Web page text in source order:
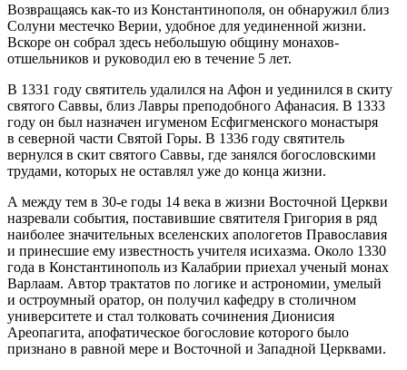
Возвращаясь как-то из Константинополя, он обнаружил близ
Солуни местечко Верии, удобное для уединенной жизни.
Вскоре он собрал здесь небольшую общину монахов-
отшельников и руководил ею в течение 5 лет.
В 1331 году святитель удалился на Афон и уединился в скиту
святого Саввы, близ Лавры преподобного Афанасия. В 1333
году он был назначен игуменом Есфигменского монастыря
в северной части Святой Горы. В 1336 году святитель
вернулся в скит святого Саввы, где занялся богословскими
трудами, которых не оставлял уже до конца жизни.
А между тем в 30-е годы 14 века в жизни Восточной Церкви
назревали события, поставившие святителя Григория в ряд
наиболее значительных вселенских апологетов Православия
и принесшие ему известность учителя исихазма. Около 1330
года в Константинополь из Калабрии приехал ученый монах
Варлаам. Автор трактатов по логике и астрономии, умелый
и остроумный оратор, он получил кафедру в столичном
университете и стал толковать сочинения Дионисия
Ареопагита, апофатическое богословие которого было
признано в равной мере и Восточной и Западной Церквами.